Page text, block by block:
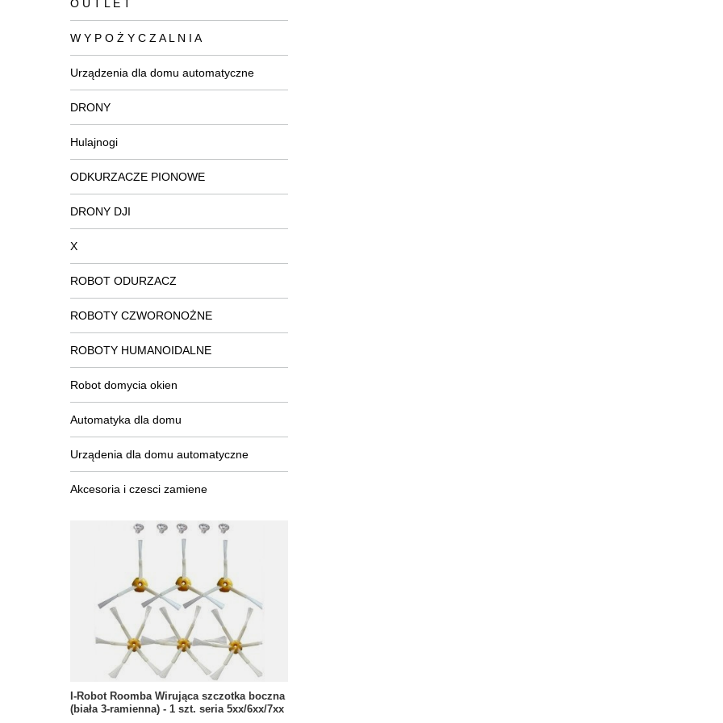
O U T L E T
W Y P O Ż Y C Z A L N I A
Urządzenia dla domu automatyczne
DRONY
Hulajnogi
ODKURZACZE PIONOWE
DRONY DJI
X
ROBOT ODURZACZ
ROBOTY CZWORONOŻNE
ROBOTY HUMANOIDALNE
Robot domycia okien
Automatyka dla domu
Urządenia dla domu automatyczne
Akcesoria i czesci zamiene
I-Robot Roomba Wirująca szczotka boczna
(biała 3-ramienna) - 1 szt. seria 5xx/6xx/7xx